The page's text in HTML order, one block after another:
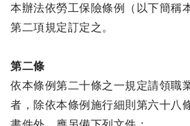
本辦法依勞工保險條例（以下簡稱
第二項規定訂定之。
第二條
依本條例第二十條之一規定請領職
者，除依本條例施行細則第六十八